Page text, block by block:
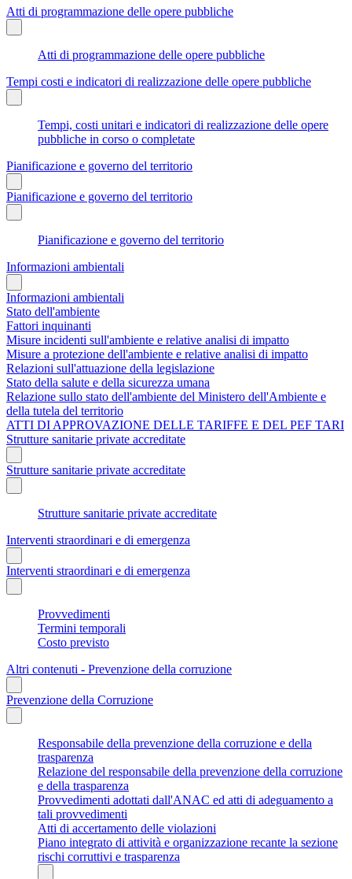
Atti di programmazione delle opere pubbliche
Atti di programmazione delle opere pubbliche
Tempi costi e indicatori di realizzazione delle opere pubbliche
Tempi, costi unitari e indicatori di realizzazione delle opere
pubbliche in corso o completate
Pianificazione e governo del territorio
Pianificazione e governo del territorio
Pianificazione e governo del territorio
Informazioni ambientali
Informazioni ambientali
Stato dell'ambiente
Fattori inquinanti
Misure incidenti sull'ambiente e relative analisi di impatto
Misure a protezione dell'ambiente e relative analisi di impatto
Relazioni sull'attuazione della legislazione
Stato della salute e della sicurezza umana
Relazione sullo stato dell'ambiente del Ministero dell'Ambiente e
della tutela del territorio
ATTI DI APPROVAZIONE DELLE TARIFFE E DEL PEF TARI
Strutture sanitarie private accreditate
Strutture sanitarie private accreditate
Strutture sanitarie private accreditate
Interventi straordinari e di emergenza
Interventi straordinari e di emergenza
Provvedimenti
Termini temporali
Costo previsto
Altri contenuti - Prevenzione della corruzione
Prevenzione della Corruzione
Responsabile della prevenzione della corruzione e della
trasparenza
Relazione del responsabile della prevenzione della corruzione
e della trasparenza
Provvedimenti adottati dall'ANAC ed atti di adeguamento a
tali provvedimenti
Atti di accertamento delle violazioni
Piano integrato di attività e organizzazione recante la sezione
rischi corruttivi e trasparenza